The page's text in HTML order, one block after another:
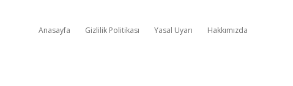
Anasayfa Gizlilik Politikası Yasal Uyarı Hakkımızda